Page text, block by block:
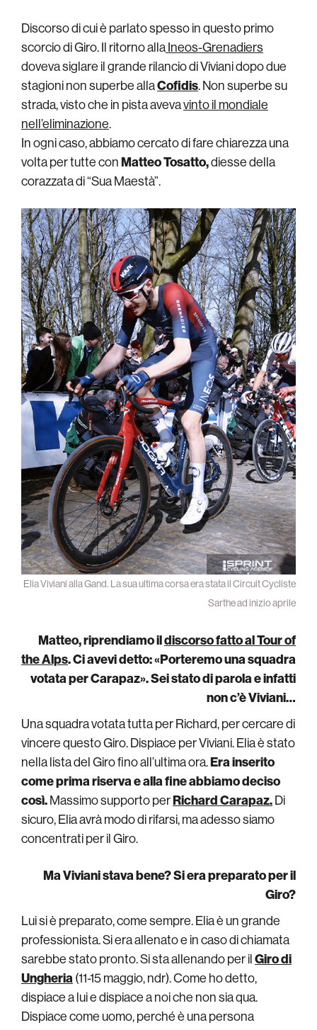
Discorso di cui è parlato spesso in questo primo
scorcio di Giro. Il ritorno allaIneos-Grenadiers
doveva siglare il grande rilancio di Viviani dopo due
stagioni non superbe allaCofidis. Non superbe su
strada, visto che in pista avevavinto il mondiale
nell’eliminazione.
In ogni caso, abbiamo cercato di fare chiarezza una
volta per tutte conMatteo Tosatto,diesse della
corazzata di “Sua Maestà”.
Elia Viviani alla Gand. La sua ultima corsa era stata il Circuit Cycliste
Sarthe ad inizio aprile
Matteo, riprendiamo ildiscorso fatto al Tour of
the Alps. Ci avevi detto: «Porteremo una squadra
votata per Carapaz». Sei stato di parola e infatti
non c’è Viviani…
Una squadra votata tutta per Richard, per cercare di
vincere questo Giro. Dispiace per Viviani. Elia è stato
nella lista del Giro fino all’ultima ora.Era inserito
come prima riserva e alla fine abbiamo deciso
così.Massimo supporto perRichard Carapaz.Di
sicuro, Elia avrà modo di rifarsi, ma adesso siamo
concentrati per il Giro.
Ma Viviani stava bene? Si era preparato per il
Giro?
Lui si è preparato, come sempre. Elia è un grande
professionista. Si era allenato e in caso di chiamata
sarebbe stato pronto. Si sta allenando per ilGiro di
Ungheria(11-15 maggio, ndr). Come ho detto,
dispiace a lui e dispiace a noi che non sia qua.
Dispiace come uomo, perché è una persona